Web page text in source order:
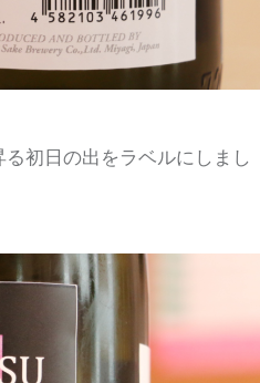
初日の出をラベルにしまし